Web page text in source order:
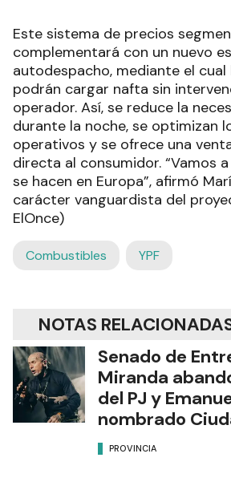
Este sistema de precios
complementará con un nuevo
autodespacho, mediante el cual
podrán cargar nafta sin
operador. Así, se reduce la
durante la noche, se optimizan
operativos y se ofrece una
directa al consumidor. “Vamos
se hacen en Europa”, afirmó
carácter vanguardista del
ElOnce)
Combustibles YPF
NOTAS
Senado de
Miranda
del PJ y
nombrado
PROVINCIA